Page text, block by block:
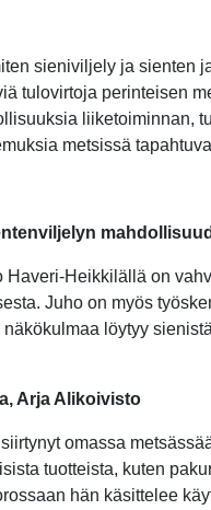
sieniviljely ja sienten
tulovirtoja perinteisen
liiketoiminnan,
metsissä
Haveri-Heikkilällä on
Juho on myös
löytyy
Arja Alikoivisto
omassa
tuotteista, kuten
hän käsittelee